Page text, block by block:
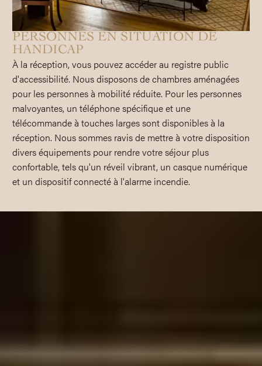
PERSONNES EN SITUATION DE
HANDICAP
À la réception, vous pouvez accéder au registre public
d'accessibilité. Nous disposons de chambres aménagées
pour les personnes à mobilité réduite. Pour les personnes
malvoyantes, un téléphone spécifique et une
télécommande à touches larges sont disponibles à la
réception. Nous sommes ravis de mettre à votre disposition
divers équipements pour rendre votre séjour plus
confortable, tels qu'un réveil vibrant, un casque numérique
et un dispositif connecté à l'alarme incendie.